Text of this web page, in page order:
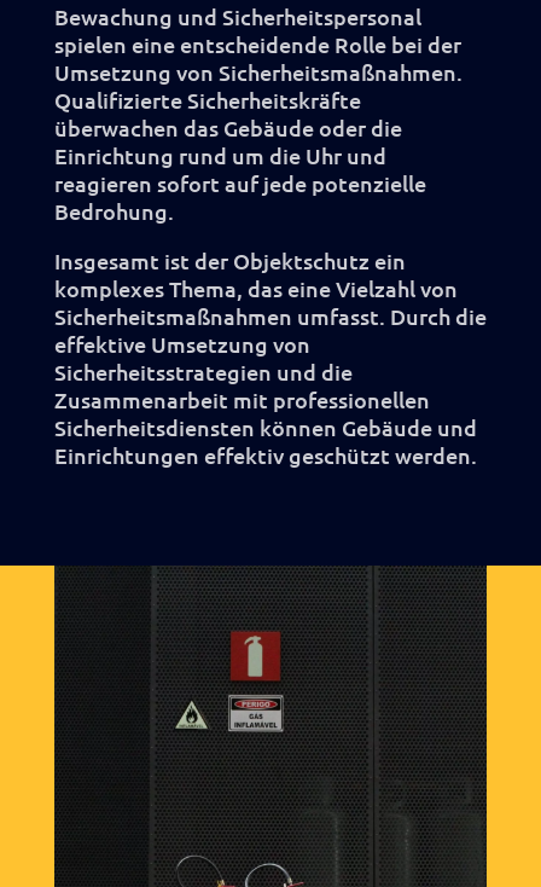
Bewachung und Sicherheitspersonal
spielen eine entscheidende Rolle bei der
Umsetzung von Sicherheitsmaßnahmen.
Qualifizierte Sicherheitskräfte
überwachen das Gebäude oder die
Einrichtung rund um die Uhr und
reagieren sofort auf jede potenzielle
Bedrohung.
Insgesamt ist der Objektschutz ein
komplexes Thema, das eine Vielzahl von
Sicherheitsmaßnahmen umfasst. Durch die
effektive Umsetzung von
Sicherheitsstrategien und die
Zusammenarbeit mit professionellen
Sicherheitsdiensten können Gebäude und
Einrichtungen effektiv geschützt werden.